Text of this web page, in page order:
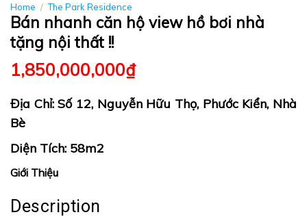
Home / The Park Residence
Bán nhanh căn hộ view hồ bơi nhà
tặng nội thất !!
1,850,000,000₫
Địa Chỉ: Số 12, Nguyễn Hữu Thọ, Phước Kiển, Nhà
Bè
Diện Tích: 58m2
Giới Thiệu
Description